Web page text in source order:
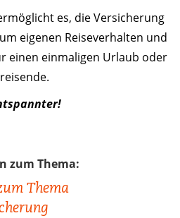
es, die Versicherung
eigenen Reiseverhalten und
einen einmaligen Urlaub oder
zum Thema:
Thema